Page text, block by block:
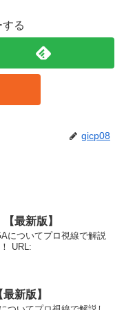
る
gicp08
最新版】
についてプロ視線で解説
！ URL:
新版】